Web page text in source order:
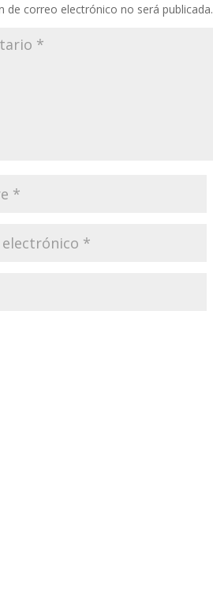
de correo electrónico no será publicada.